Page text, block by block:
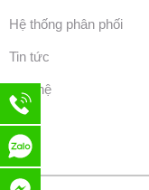
Hệ thống phân phối
Tin tức
Liên hệ